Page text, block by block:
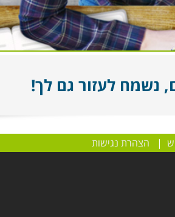
נשמח לעזור גם לך!
| הצהרת נגישות